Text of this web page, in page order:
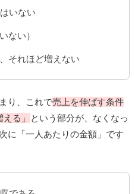
いない
ない）
それほど増えない
り、これで売上を伸ばす条件
る」
という部分が、なくなっ
に「一人あたりの金額」です